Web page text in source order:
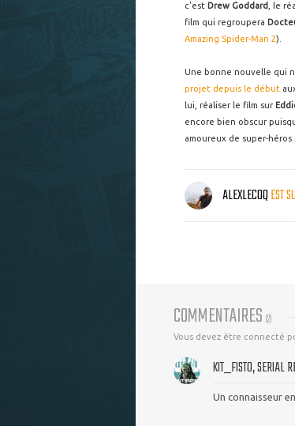
c'est Drew Goddard , le
film qui regroupera
Amazing Spider-Man 2).
Une bonne nouvelle qui
projet depuis le début
lui, réaliser le film sur
encore bien obscur
amoureux de super-héros
ALEXLECOQEST
COMMENTAIRES (2)
Vous devez être connecté
KIT_FISTO, SERIAL
Un connaisseur